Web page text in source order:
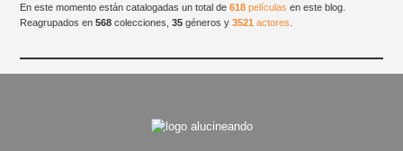
En este momento están catalogadas un total de618 películas en este blog.
Reagrupados en568 colecciones,35 géneros y3521 actores